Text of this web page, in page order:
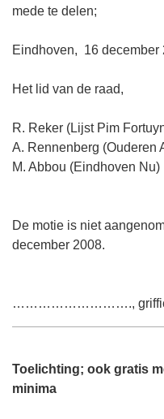
mede te delen;
Eindhoven, 16 december
Het lid van de raad,
R. Reker (Lijst Pim
A. Rennenberg (Ouderen
M. Abbou (Eindhoven Nu)
De motie is niet
december 2008.
……………………….,
Toelichting; ook gratis
minima